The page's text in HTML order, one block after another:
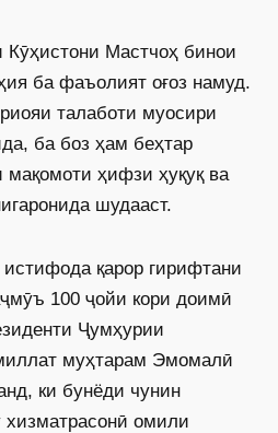
Мастчоҳ бинои
ба фаъолият оғоз намуд.
талаботи муосири
ба боз ҳам беҳтар
ҳифзи ҳуқуқ ва
шудааст.
қарор гирифтани
100 ҷойи кори доимӣ
Ҷумҳурии
муҳтарам Эмомалӣ
ки бунёди чунин
омили